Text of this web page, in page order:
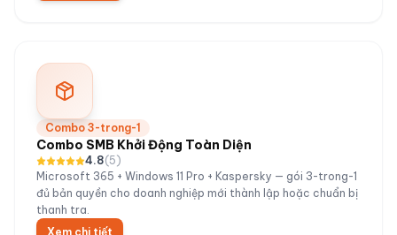
Combo 3-trong-1
Combo SMB Khởi Động Toàn Diện
4.8(5)
Microsoft 365 + Windows 11 Pro + Kaspersky — gói 3-trong-1
đủ bản quyền cho doanh nghiệp mới thành lập hoặc chuẩn bị
thanh tra.
Xem chi tiết